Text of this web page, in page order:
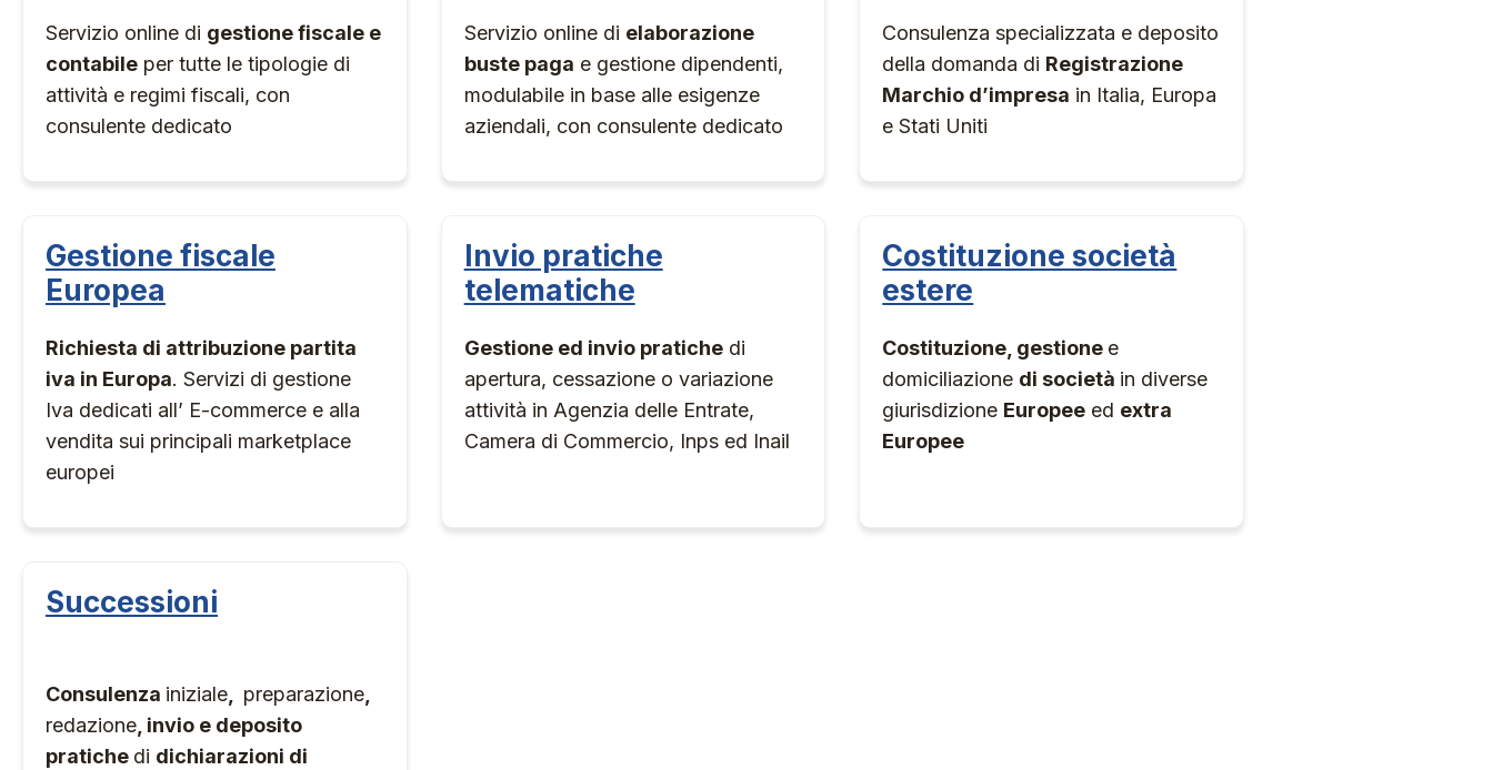
Servizio online di gestione fiscale e
contabile per tutte le tipologie di
attività e regimi fiscali, con
consulente dedicato
Servizio online di elaborazione
buste paga e gestione dipendenti,
modulabile in base alle esigenze
aziendali, con consulente dedicato
Consulenza specializzata e deposito
della domanda di Registrazione
Marchio d’impresa in Italia, Europa
e Stati Uniti
Gestione fiscale
Europea
Richiesta di attribuzione partita
iva in Europa. Servizi di gestione
Iva dedicati all’ E-commerce e alla
vendita sui principali marketplace
europei
Invio pratiche
telematiche
Gestione ed invio pratichedi
apertura, cessazione o variazione
attività in Agenzia delle Entrate,
Camera di Commercio, Inps ed Inail
Costituzione società
estere
Costituzione, gestione e
domiciliazione di società in diverse
giurisdizione Europee ed extra
Europee
Successioni
Consulenza iniziale preparazione
redazione , invio e deposito
pratiche di dichiarazioni di